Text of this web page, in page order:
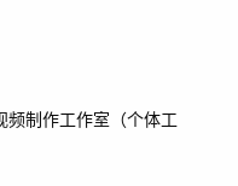
频制作工作室（个体工